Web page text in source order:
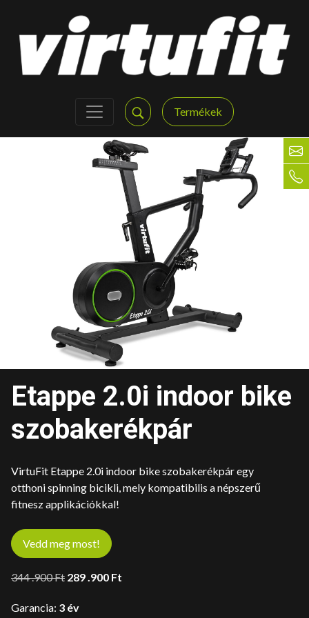
Termékek
Etappe 2.0i indoor bike
szobakerékpár
VirtuFit Etappe 2.0i indoor bike szobakerékpár egy
otthoni spinning bicikli, mely kompatibilis a népszerű
fitnesz applikációkkal!
Vedd meg most!
344 .900Ft Original
was:
289 .900 Ft
Garancia: 3 év